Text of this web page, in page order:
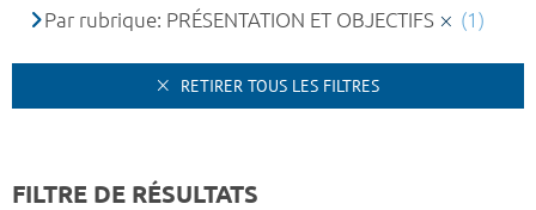
Par rubrique: PRÉSENTATION ET OBJECTIFS
(1)
RETIRER TOUS LES FILTRES
FILTRE DE RÉSULTATS